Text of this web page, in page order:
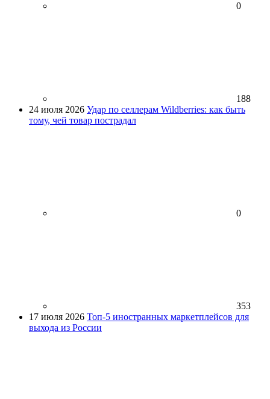
0
188
24 июля 2026 Удар по селлерам Wildberries: как быть
тому, чей товар пострадал
0
353
17 июля 2026 Топ-5 иностранных маркетплейсов для
выхода из России